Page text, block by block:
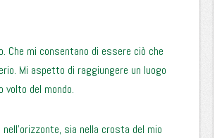
Che mi consentano di essere ciò che
Mi aspetto di raggiungere un luogo
volto del mondo.
sia nella crosta del mio